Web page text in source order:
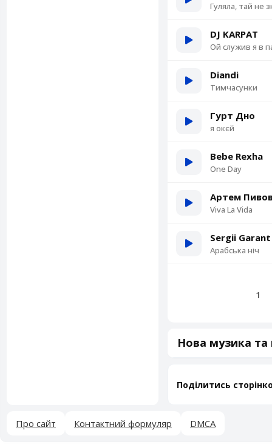
Гуляла, тай не
DJ KARPAT
Ой служив я в
Diandi
Тимчасунки
Гурт Дно
я окєй
Bebe Rexha
One Day
Артем
Viva La Vida
Sergii Garant
Арабська ніч
1
Нова музика та
Поділитись
Про сайт Контактний формуляр DMCA